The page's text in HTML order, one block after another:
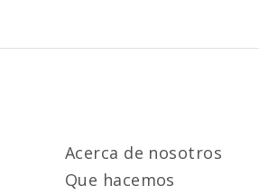
Acerca de nosotros
Que hacemos